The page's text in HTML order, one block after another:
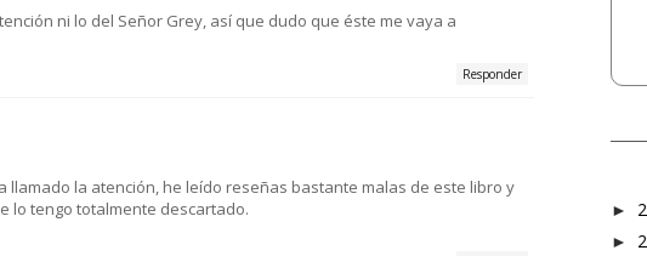
ni lo del Señor Grey, así que dudo que éste me vaya a
Responder
llamado la atención, he leído reseñas bastante malas de este libro y
lo tengo totalmente descartado.
►
►